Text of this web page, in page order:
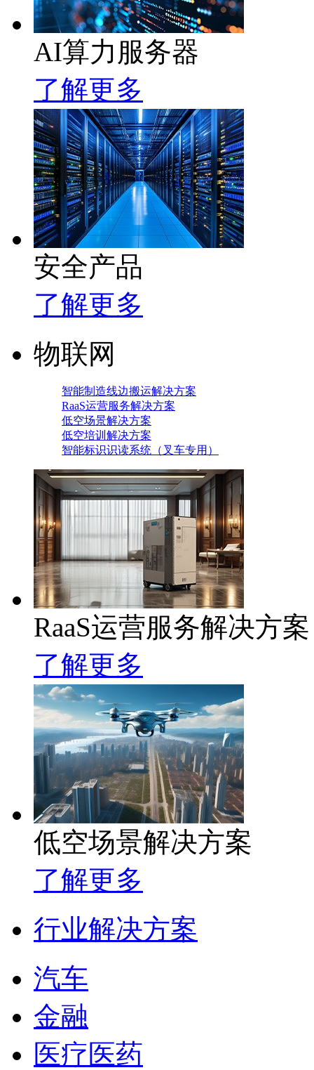
AI算力服务器
了解更多
安全产品
了解更多
物联网
智能制造线边搬运解决方案
RaaS运营服务解决方案
低空场景解决方案
低空培训解决方案
智能标识识读系统（叉车专用）
RaaS运营服务解决方案
了解更多
低空场景解决方案
了解更多
行业解决方案
汽车
金融
医疗医药